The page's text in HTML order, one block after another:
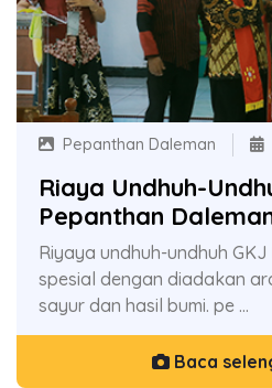
Pepanthan Daleman
Riaya Undhuh-
Pepanthan
Riyaya undhuh-undhuh
spesial dengan diadakan
sayur dan hasil bumi. pe ...
Baca